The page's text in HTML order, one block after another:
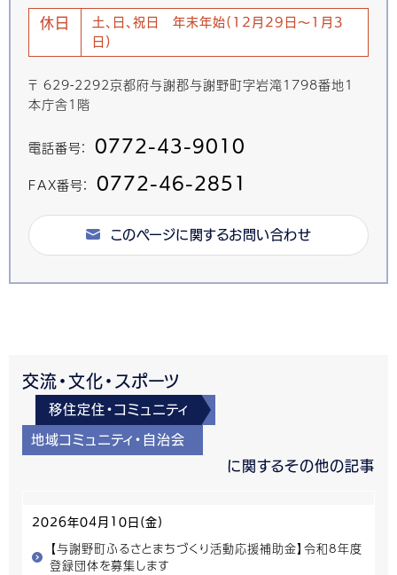
休日
土、日、祝日 年末年始(12月29日～1月3
日)
〒 629-2292京都府与謝郡与謝野町字岩滝1798番地1
本庁舎1階
電話番号： 0772-43-9010
FAX番号： 0772-46-2851
このページに関するお問い合わせ
交流・文化・スポーツ
移住定住・コミュニティ
地域コミュニティ・自治会
に関するその他の記事
2026年04月10日(金)
【与謝野町ふるさとまちづくり活動応援補助金】令和8年度
登録団体を募集します